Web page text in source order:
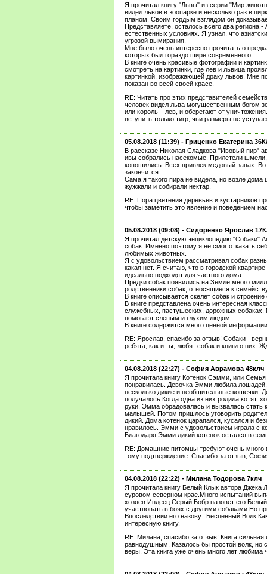
Я прочитал книгу "Львы" из серии "Мир
видел львов в зоопарке и несколько раз в
планом. Своим гордым взглядом он
Представляете, осталось всего два региона
естественных условиях. Я узнал, что
угрозой вымирания.
Мне было очень интересно прочитать о
которых был гораздо шире современного.
В книге очень красивые фотографии и
смотреть на картинки, где лев и львица
картинкой, изображающей драку львов. Мне
показан во всей своей красе.
RE: Читать про этих представителей
человек видел льва могущественным богом
или король – лев, и оберегают от
вступить только тигр, чьи размеры не
05.08.2018 (11:39) - Гриценко Екатерина
В рассказе Николая Сладкова "Ивовый пир"
ивы собрались насекомые. Прилетели
копошились. Всех привлек медовый запах.
закончится.
Сама я такого пира не видела, но возле
жужжали и собирали нектар.
RE: Пора цветения деревьев и кустарников
чтобы заметить это явление и поведением
05.08.2018 (09:08) - Сидоренко Ярослав
Я прочитал детскую энциклопедию
собак. Именно поэтому я не смог отказать
любимых животных.
Я с удовольствием рассматривал собак
какая нет. Я считаю, что в городской
идеально подходят для частного дома.
Предки собак появились на Земле много
родственники собак, относящиеся к
В книге описывается скелет собак и
В книге представлена очень интересная
служебных, пастушеских, дорожных собаках.
помогают слепым и глухим людям.
В книге содержится много ценной
RE: Ярослав, спасибо за отзыв! Собаки -
ребята, как и ты, любят собак и книги о них.
04.08.2018 (22:27) - София Аврамова 48клч
Я прочитала книгу Котенок Сэмми, или
понравилась. Девочка Эмми любила
несколько дикие и необщительные кошечки.
получалось.Когда одна из них родила
руки. Эмма обрадовалась и вызвалась стать
малышей. Потом пришлось уговорить
дикий. Дома котенок царапался, кусался и
нравилось. Эмми с удовольствием играла с
Благодаря Эмми дикий котенок остался в
RE: Домашние питомцы требуют очень много
тому подтверждение. Спасибо за отзыв,
04.08.2018 (22:22) - Милана Тодорова 7клч
Я прочитала книгу Белый Клык автора Джека
суровом северном крае.Много испытаний
хозяев.Индеец Серый Бобр назовет его
участвовать в боях с другими собаками.Но
Впоследствии его назовут Бесценный
интересную книгу.
RE: Милана, спасибо за отзыв! Книга
равнодушным. Казалось бы простой волк, но
веры. Эта книга уже очень много лет любима